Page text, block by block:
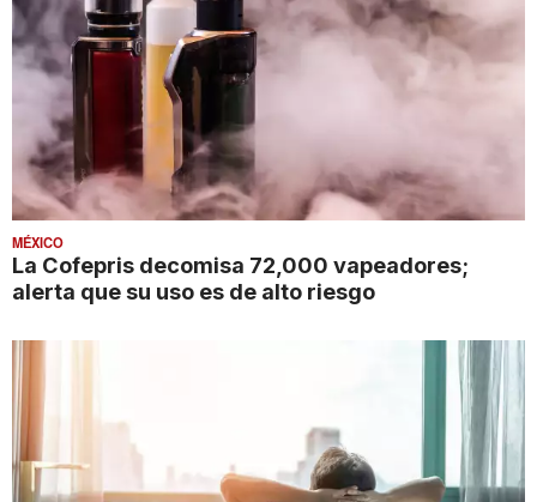
MÉXICO
La Cofepris decomisa 72,000 vapeadores;
alerta que su uso es de alto riesgo